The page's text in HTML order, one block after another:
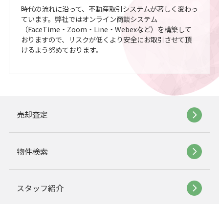
時代の流れに沿って、不動産取引システムが著しく変わっ
ています。弊社ではオンライン商談システム
（FaceTime・Zoom・Line・Webexなど）を構築して
おりますので、リスクが低くより安全にお取引させて頂
けるよう努めております。
売却査定
物件検索
スタッフ紹介